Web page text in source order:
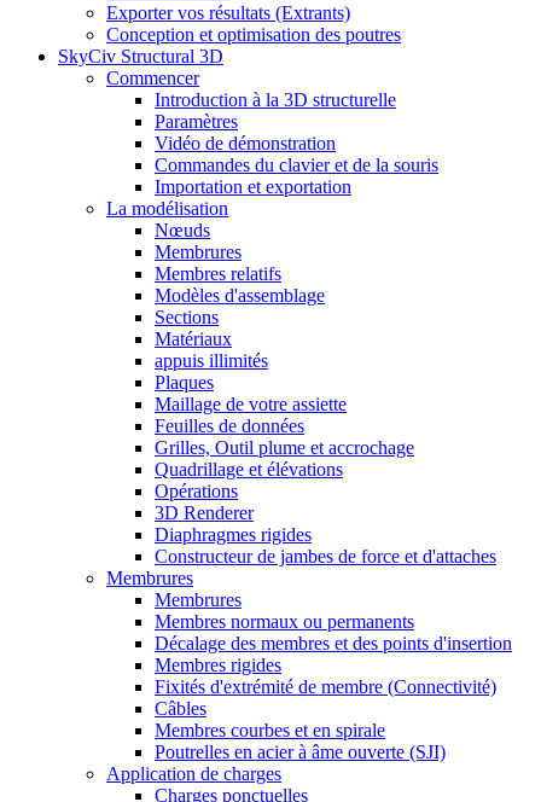
Exporter vos résultats (Extrants)
Conception et optimisation des poutres
SkyCiv Structural 3D
Commencer
Introduction à la 3D structurelle
Paramètres
Vidéo de démonstration
Commandes du clavier et de la souris
Importation et exportation
La modélisation
Nœuds
Membrures
Membres relatifs
Modèles d'assemblage
Sections
Matériaux
appuis illimités
Plaques
Maillage de votre assiette
Feuilles de données
Grilles, Outil plume et accrochage
Quadrillage et élévations
Opérations
3D Renderer
Diaphragmes rigides
Constructeur de jambes de force et d'attaches
Membrures
Membrures
Membres normaux ou permanents
Décalage des membres et des points d'insertion
Membres rigides
Fixités d'extrémité de membre (Connectivité)
Câbles
Membres courbes et en spirale
Poutrelles en acier à âme ouverte (SJI)
Application de charges
Charges ponctuelles